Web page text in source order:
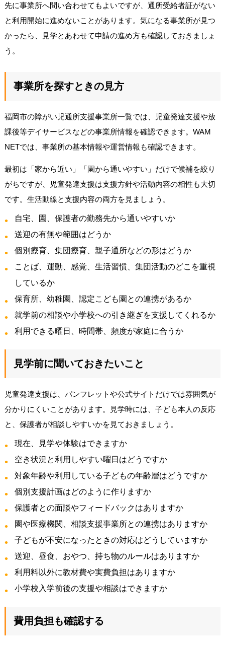
先に事業所へ問い合わせてもよいですが、通所受給者証がない
と利用開始に進めないことがあります。気になる事業所が見つ
かったら、見学とあわせて申請の進め方も確認しておきましょ
う。
事業所を探すときの見方
福岡市の障がい児通所支援事業所一覧では、児童発達支援や放
課後等デイサービスなどの事業所情報を確認できます。WAM
NETでは、事業所の基本情報や運営情報も確認できます。
最初は「家から近い」「園から通いやすい」だけで候補を絞り
がちですが、児童発達支援は支援方針や活動内容の相性も大切
です。生活動線と支援内容の両方を見ましょう。
自宅、園、保護者の勤務先から通いやすいか
送迎の有無や範囲はどうか
個別療育、集団療育、親子通所などの形はどうか
ことば、運動、感覚、生活習慣、集団活動のどこを重視
しているか
保育所、幼稚園、認定こども園との連携があるか
就学前の相談や小学校への引き継ぎを支援してくれるか
利用できる曜日、時間帯、頻度が家庭に合うか
見学前に聞いておきたいこと
児童発達支援は、パンフレットや公式サイトだけでは雰囲気が
分かりにくいことがあります。見学時には、子ども本人の反応
と、保護者が相談しやすいかを見ておきましょう。
現在、見学や体験はできますか
空き状況と利用しやすい曜日はどうですか
対象年齢や利用している子どもの年齢層はどうですか
個別支援計画はどのように作りますか
保護者との面談やフィードバックはありますか
園や医療機関、相談支援事業所との連携はありますか
子どもが不安になったときの対応はどうしていますか
送迎、昼食、おやつ、持ち物のルールはありますか
利用料以外に教材費や実費負担はありますか
小学校入学前後の支援や相談はできますか
費用負担も確認する